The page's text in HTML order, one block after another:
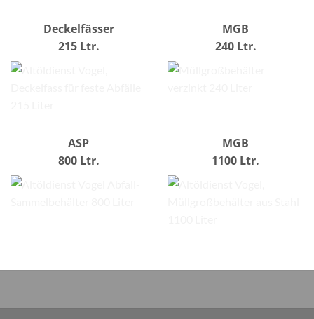
Deckelfässer
215 Ltr.
MGB
240 Ltr.
ASP
800 Ltr.
MGB
1100 Ltr.